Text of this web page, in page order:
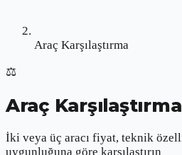
Araç Karşılaştırma
⚖️
Araç Karşılaştırma
İki veya üç aracı fiyat, teknik
uygunluğuna göre karşılaştırın